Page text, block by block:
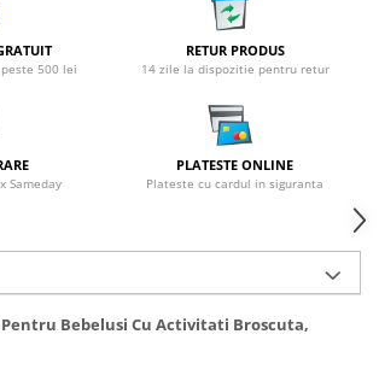
500 lei
RETUR PRODUS
14 zile la dispozitie pentru retur
Sameday
PLATESTE ONLINE
Plateste cu cardul in siguranta
Bebelusi Cu Activitati Broscuta,